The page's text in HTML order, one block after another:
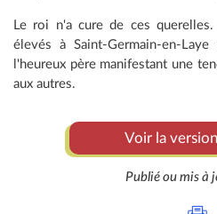
Le roi n'a cure de ces
élevés à Saint-Germain-en-
l'heureux père manifestant une
aux autres.
Voir la
Publié ou mis